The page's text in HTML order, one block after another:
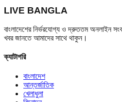
LIVE BANGLA
বাংলাদেশের নির্ভরযোগ্য ও দ্রুততম অনলাইন
খবর জানতে আমাদের সাথে থাকুন।
ক্যাটাগরি
বাংলাদেশ
আন্তর্জাতিক
খেলাধুলা